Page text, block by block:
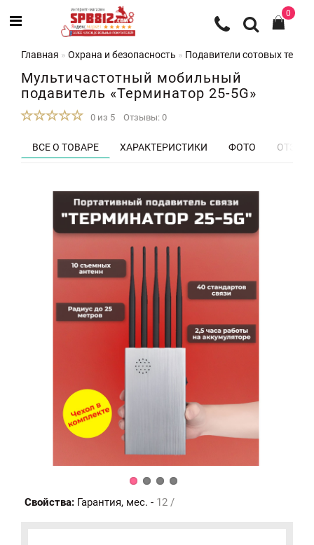
0
Главная Охрана и безопасность Подавители сотовых
Мультичастотный мобильный
подавитель «Терминатор 25-5G»
0 из 5 Отзывы: 0
ВСЕ О ТОВАРЕ ХАРАКТЕРИСТИКИ ФОТО
Свойства: Гарантия, мес. - 12 /